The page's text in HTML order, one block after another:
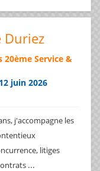
Duriez
20ème Service &
12 juin 2026
j'accompagne les
litiges
...